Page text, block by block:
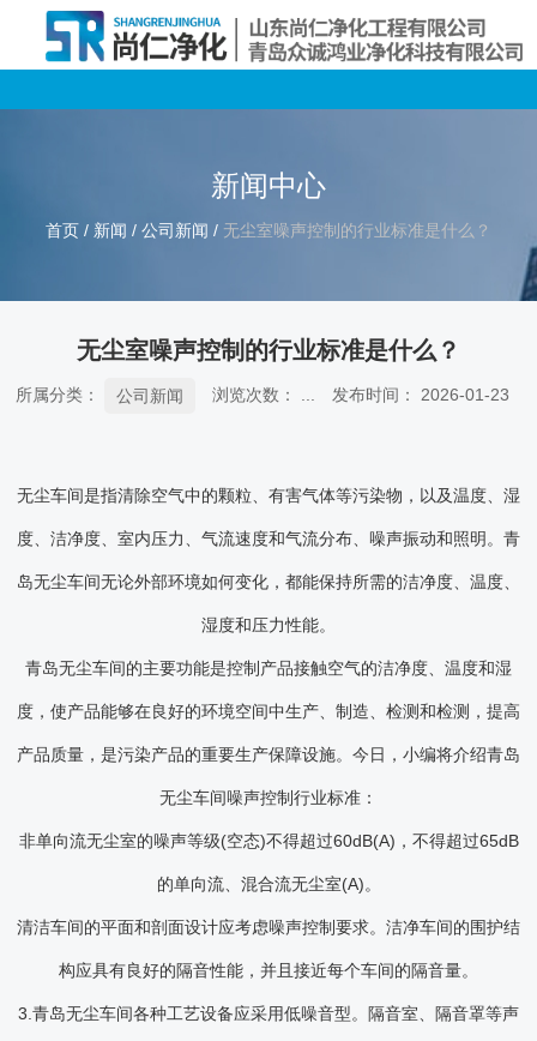
新闻中心
首页 / 新闻 / 公司新闻 / 无尘室噪声控制的行业标准是什么？
无尘室噪声控制的行业标准是什么？
所属分类： 公司新闻 浏览次数： 发布时间： 2026-01-23
无尘车间是指清除空气中的颗粒、有害气体等污染物，以及温度、湿
度、洁净度、室内压力、气流速度和气流分布、噪声振动和照明。青
岛无尘车间无论外部环境如何变化，都能保持所需的洁净度、温度、
湿度和压力性能。
青岛无尘车间的主要功能是控制产品接触空气的洁净度、温度和湿
度，使产品能够在良好的环境空间中生产、制造、检测和检测，提高
产品质量，是污染产品的重要生产保障设施。今日，小编将介绍青岛
无尘车间噪声控制行业标准：
非单向流无尘室的噪声等级(空态)不得超过60dB(A)，不得超过65dB
的单向流、混合流无尘室(A)。
清洁车间的平面和剖面设计应考虑噪声控制要求。洁净车间的围护结
构应具有良好的隔音性能，并且接近每个车间的隔音量。
3.青岛无尘车间各种工艺设备应采用低噪音型。隔音室、隔音罩等声